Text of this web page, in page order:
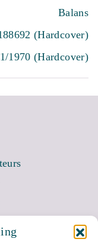
Balans
(Hardcover)
1970 (Hardcover)